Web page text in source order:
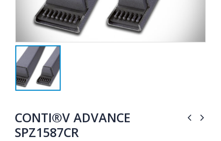
CONTI®V ADVANCE
SPZ1587CR